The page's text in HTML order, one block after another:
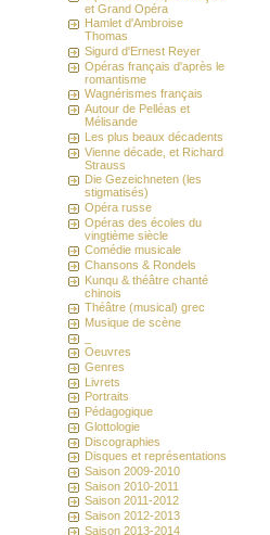
et Grand Opéra
Hamlet d'Ambroise
Thomas
Sigurd d'Ernest Reyer
Opéras français d'après le
romantisme
Wagnérismes français
Autour de Pelléas et
Mélisande
Les plus beaux décadents
Vienne décade, et Richard
Strauss
Die Gezeichneten (les
stigmatisés)
Opéra russe
Opéras des écoles du
vingtième siècle
Comédie musicale
Chansons & Rondels
Kunqu & théâtre chanté
chinois
Théâtre (musical) grec
Musique de scène
Oeuvres
Genres
Livrets
Portraits
Pédagogique
Glottologie
Discographies
Disques et représentations
Saison 2009-2010
Saison 2010-2011
Saison 2011-2012
Saison 2012-2013
Saison 2013-2014